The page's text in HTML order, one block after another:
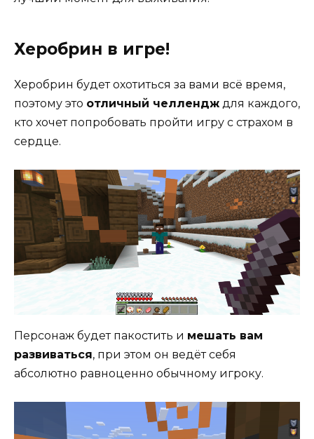
Херобрин в игре!
Херобрин будет охотиться за вами всё время,
поэтому это отличный челлендж для каждого,
кто хочет попробовать пройти игру с страхом в
сердце.
Персонаж будет пакостить и мешать вам
развиваться, при этом он ведёт себя
абсолютно равноценно обычному игроку.